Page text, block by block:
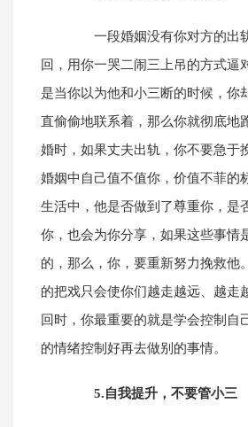
一段婚姻没有你对方的出
回，用你一哭二闹三上吊的方式逼
是当你以为他和小三断的时候，你
直偷偷地联系着，那么你就彻底地
婚时，如果丈夫出轨，你不要急于
婚姻中自己值不值你，价值不菲的
生活中，他是否做到了尊重你，是
你，也会为你分享，如果这些事情
的，那么，你，要重新努力挽救他
的把戏只会使你们越走越远、越走
回时，你最重要的就是学会控制自
的情绪控制好再去做别的事情。
5.自我提升，不要管小三